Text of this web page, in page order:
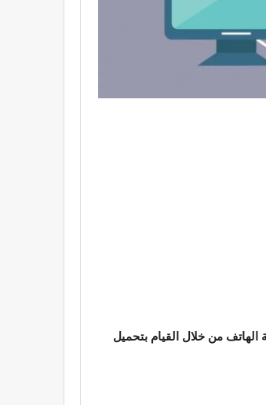
من خلال القيام بتحميل